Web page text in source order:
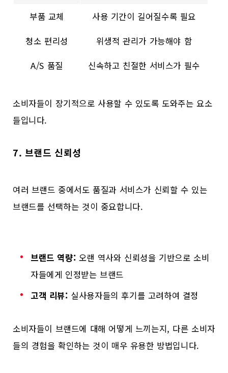
부품 교체
사용 기간이 길어질수록 필요
청소 편리성
위생적 관리가 가능해야 함
A/S 품질
신속하고 친절한 서비스가 필수
소비자들이 장기적으로 사용할 수 있도록 도와주는 요소
들입니다.
7. 브랜드 신뢰성
여러 브랜드 중에서도 품질과 서비스가 신뢰할 수 있는
브랜드를 선택하는 것이 중요합니다.
브랜드 역량: 오랜 역사와 신뢰성을 기반으로 소비
자들에게 인정받는 브랜드
고객 리뷰: 실사용자들의 후기를 고려하여 결정
소비자들이 브랜드에 대해 어떻게 느끼는지, 다른 소비자
들의 경험을 확인하는 것이 매우 유용한 방법입니다.